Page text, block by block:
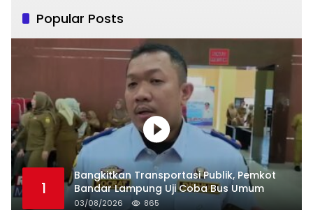
Popular Posts
1
Bangkitkan Transportasi Publik, Pemkot
Bandar Lampung Uji Coba Bus Umum
03/08/2026 865